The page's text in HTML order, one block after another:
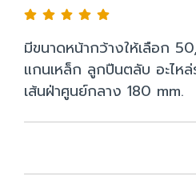
มีขนาดหน้ากว้างให้เลือก
แกนเหล็ก ลูกปืนตลับ อะไห
เส้นฝ่าศูนย์กลาง 180 mm.